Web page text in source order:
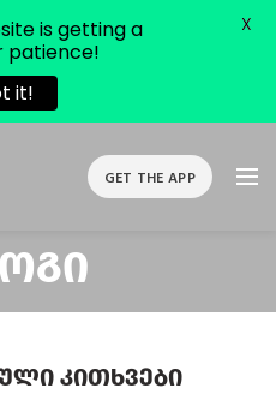
GET THE APP
Კითხვები
is getting a
patience!
it!
X